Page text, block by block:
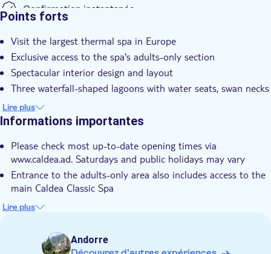
Confirmation instantanée
Points forts
Visit the largest thermal spa in Europe
Exclusive access to the spa's adults-only section
Spectacular interior design and layout
Three waterfall-shaped lagoons with water seats, swan necks
and more
Breathe in the pure air of the Pyrenees while lounging in the
Bubble beds, pressure jets, gooseneck sprays
Lire plus
Informations importantes
Please check most up-to-date opening times via
www.caldea.ad. Saturdays and public holidays may vary
Entrance to the adults-only area also includes access to the
main Caldea Classic Spa
Please be aware, reservations for dates during the closure of
The time indicated on the booking voucher is the
Lire plus
Andorre